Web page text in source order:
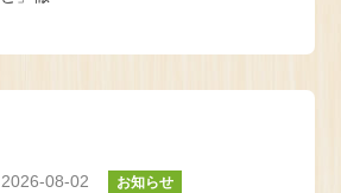
2026-08-02 お知らせ